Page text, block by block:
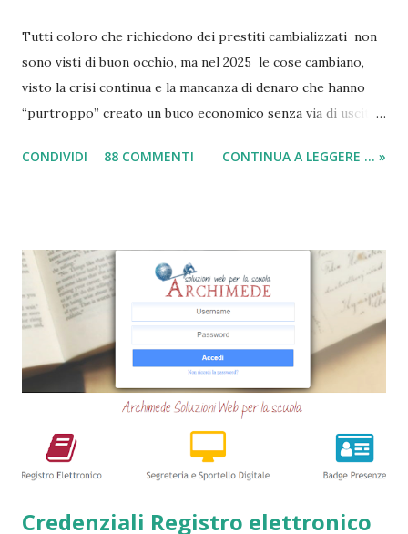
Tutti coloro che richiedono dei prestiti cambializzati non
sono visti di buon occhio, ma nel 2025 le cose cambiano,
visto la crisi continua e la mancanza di denaro che hanno
“purtroppo” creato un buco economico senza via di uscita
ancora da varie compagnie in Italia. Nella seguente guida,
altrettante hanno deciso di non concedere più queste
tipologie di prestiti a cambiali. Comunque sia, ancora oggi
esiste qualche possibilità, (fortunatamente per molti
cittadini) di accedere a questi prodotti. Ecco perchè
abbiamo deciso di creare questa guida dettagliata. Nel
frattempo, se volete potete anche consultare le seguenti
guide => Come accedere a prestiti dopo essere stati
segnalati al Crif - Prest...
CONDIVIDI 88 COMMENTI CONTINUA A LEGGERE ... »
Credenziali Registro elettronico